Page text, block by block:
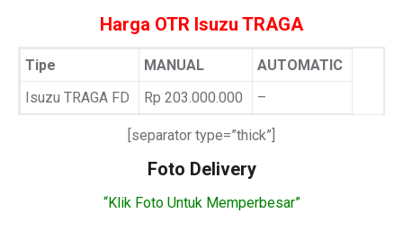
Harga OTR Isuzu TRAGA
Tipe MANUAL
AUTOMATIC
Isuzu TRAGA FD
Rp 203.000.000 –
[separator type=”thick”]
Foto Delivery
“Klik Foto Untuk Memperbesar”